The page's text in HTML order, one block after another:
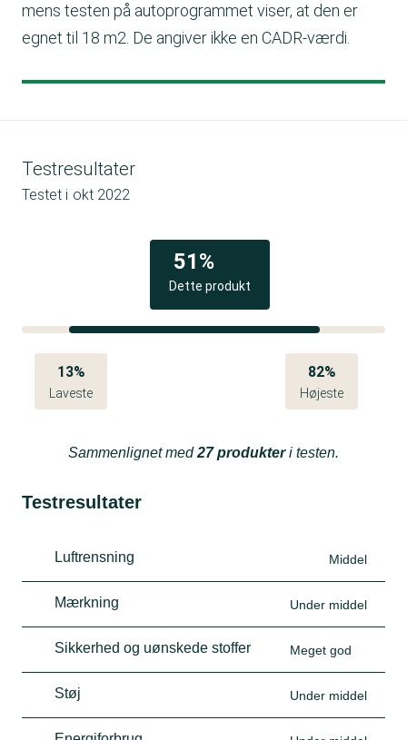
mens testen på autoprogrammet viser, at den er
egnet til 18 m2. De angiver ikke en CADR-værdi.
Testresultater
Testet i okt 2022
Dette produkt
51%
13%
Laveste
82%
Højeste
Sammenlignet med27 produkteri testen.
Testresultater
Luftrensning Middel
Mærkning Under middel
Sikkerhed og uønskede stoffer Meget god
Støj Under middel